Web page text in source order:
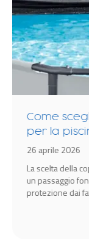
Come
per la
26 aprile 2026
La scelta della
un passaggio
protezione dai